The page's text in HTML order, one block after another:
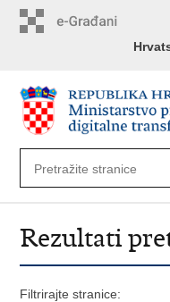
Rezultati
Filtrirajte stranice: